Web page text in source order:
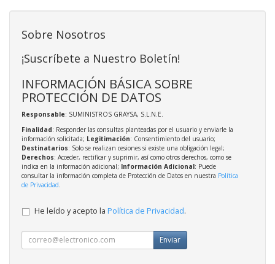
Sobre Nosotros
¡Suscríbete a Nuestro Boletín!
INFORMACIÓN BÁSICA SOBRE
PROTECCIÓN DE DATOS
Responsable: SUMINISTROS GRAYSA, S.L.N.E.
Finalidad: Responder las consultas planteadas por el usuario y enviarle la
información solicitada; Legitimación: Consentimiento del usuario;
Destinatarios: Solo se realizan cesiones si existe una obligación legal;
Derechos: Acceder, rectificar y suprimir, así como otros derechos, como se
indica en la información adicional; Información Adicional: Puede
consultar la información completa de Protección de Datos en nuestra Política
de Privacidad.
He leído y acepto la Política de Privacidad.
Enviar